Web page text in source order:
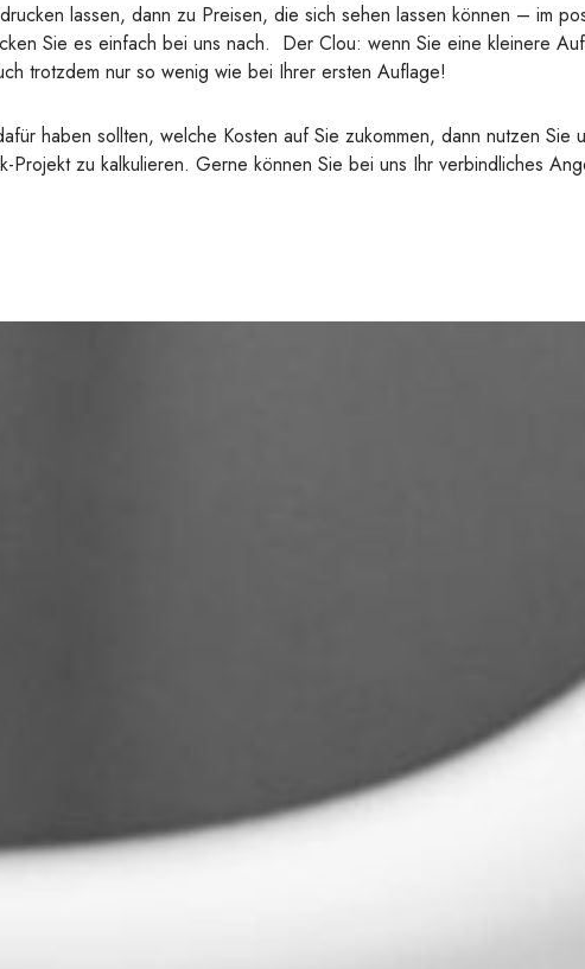
lassen, dann zu Preisen, die sich sehen lassen können – im
Sie es einfach bei uns nach. Der Clou: wenn Sie eine kleinere
trotzdem nur so wenig wie bei Ihrer ersten Auflage!
haben sollten, welche Kosten auf Sie zukommen, dann nutzen Sie
Projekt zu kalkulieren. Gerne können Sie bei uns Ihr verbindliches